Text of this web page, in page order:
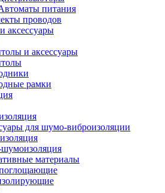
питания
проводов
аксессуары
и аксессуары
рамки
для шумо-виброизоляции
материалы